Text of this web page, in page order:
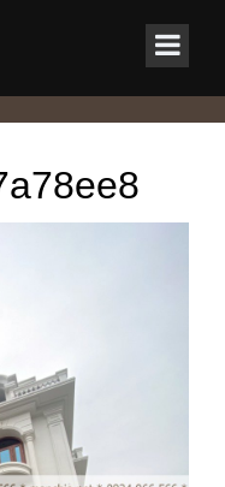
gian nội thất mới cho